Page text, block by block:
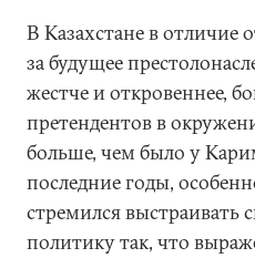
В Казахстане в отличие
за будущее
жестче и откровеннее,
претендентов в
больше, чем было у
последние годы,
стремился выстраивать
политику так, что